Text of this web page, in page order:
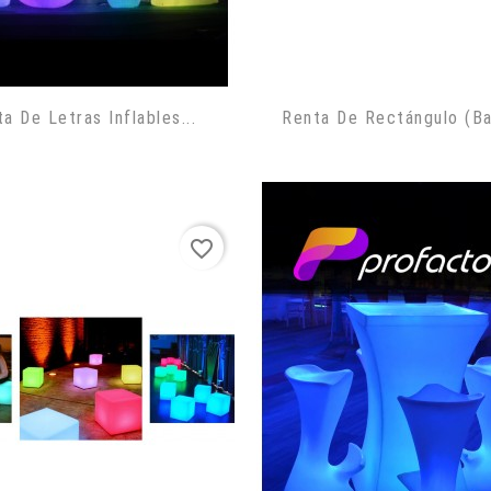
De Letras Inflables... Renta De Rectángulo
favorite_border